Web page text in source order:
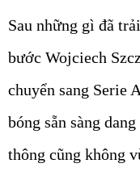
Sau những gì đã
bước Wojciech
chuyển sang Serie
bóng sẵn sàng
thông cũng không